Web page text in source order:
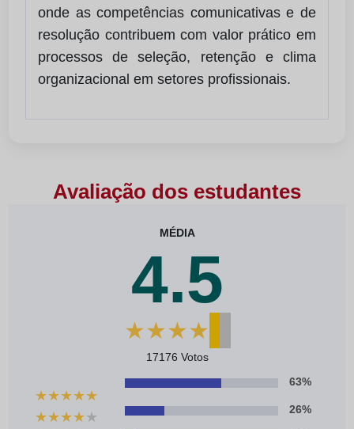
onde as competências comunicativas e de
resolução contribuem com valor prático em
processos de seleção, retenção e clima
organizacional em setores profissionais.
Avaliação dos estudantes
MÉDIA
4.5
★★★★
17176 Votos
★★★★★
★★★★★
63%
26%